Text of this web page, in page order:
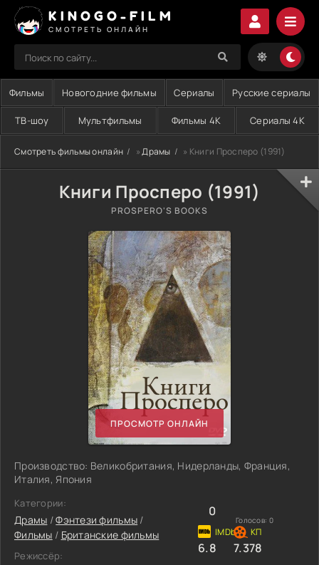
KINOGO-FILM
СМОТРЕТЬ ОНЛАЙН
Фильмы Новогодние фильмы Сериалы Русские сериалы
ТВ-шоу Мультфильмы Фильмы 4K Сериалы 4K
Смотреть фильмы онлайн »Драмы » Книги Просперо (1991)
Книги Просперо (1991)
PROSPERO'S BOOKS
ПРОСМОТР ОНЛАЙН
Производство: Великобритания, Нидерланды, Франция,
Италия, Япония
Категории:
Драмы /Фэнтези фильмы /
Фильмы / Британские фильмы
Режиссёр:
0
Голосов: 0
6.8 7.378